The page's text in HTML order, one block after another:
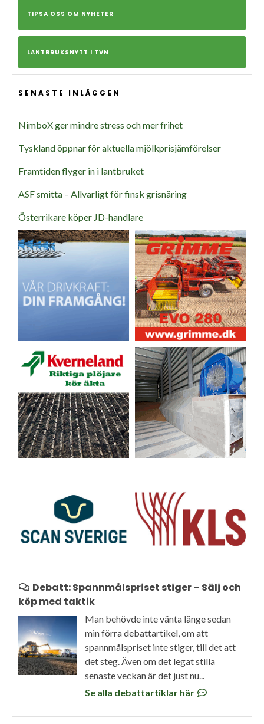
TIPSA OSS OM NYHETER
LANTBRUKSNYTT I TVN
SENASTE INLÄGGEN
NimboX ger mindre stress och mer frihet
Tyskland öppnar för aktuella mjölkprisjämförelser
Framtiden flyger in i lantbruket
ASF smitta – Allvarligt för finsk grisnäring
Österrikare köper JD-handlare
Debatt: Spannmålspriset stiger – Sälj och
köp med taktik
Man behövde inte vänta länge sedan
min förra debattartikel, om att
spannmålspriset inte stiger, till det att
det steg. Även om det legat stilla
senaste veckan är det just nu...
Se alla debattartiklar här